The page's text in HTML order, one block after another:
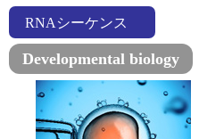
サンプル請求
テクニカルサポートライン
（プローブ法）
プライマー・プローブ検索・
機器ソフトウェア・ベクター配
ラーニングセンター
RNAシーケンス
Developmental biology